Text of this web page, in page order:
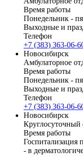
Время работы
Понедельник -
Выходные и
Телефон
+7 (383) 363-06-
Новосибирск
Амбулаторное
Время работы
Понедельник -
Выходные и
Телефон
+7 (383) 363-06-
Новосибирск
Круглосуточный
Время работы
Госпитализация
- в